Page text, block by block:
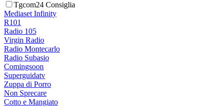
Tgcom24 Consiglia
Mediaset Infinity
R101
Radio 105
Virgin Radio
Radio Montecarlo
Radio Subasio
Comingsoon
Superguidatv
Zuppa di Porro
Non Sprecare
Cotto e Mangiato